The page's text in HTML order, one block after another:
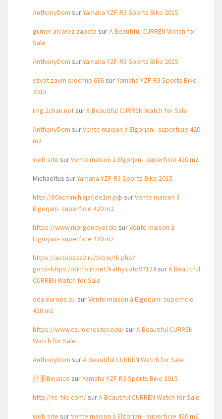
AnthonyDom surYamaha YZF-R3 Sports Bike 2015
gilmer alvarez zapata surA Beautiful CURREN Watch for
Sale
AnthonyDom surYamaha YZF-R3 Sports Bike 2015
vzyat zaym srochno 686surYamaha YZF-R3 Sports Bike
2015
img.2chan.netsurA Beautiful CURREN Watch for Sale
AnthonyDom surVente maison à Elgorjani- superficie 420
m2
web site surVente maison à Elgorjani- superficie 420 m2
Michaeltus surYamaha YZF-R3 Sports Bike 2015
http://80acmmjhixjafjde1m.рф surVente maison à
Elgorjani- superficie 420 m2
https://www.morgeneyer.de surVente maison à
Elgorjani- superficie 420 m2
https://avtobaza2.ru/bitrix/rk.php?
goto=https://dinfo.in.net/kathysoto97124surA Beautiful
CURREN Watch for Sale
eda.europa.eu surVente maison à Elgorjani- superficie
420 m2
https://www.cs.rochester.edu/surA Beautiful CURREN
Watch for Sale
AnthonyDom surA Beautiful CURREN Watch for Sale
注册Binance surYamaha YZF-R3 Sports Bike 2015
http://re-file.com/surA Beautiful CURREN Watch for Sale
web site surVente maison à Elgorjani- superficie 420 m2